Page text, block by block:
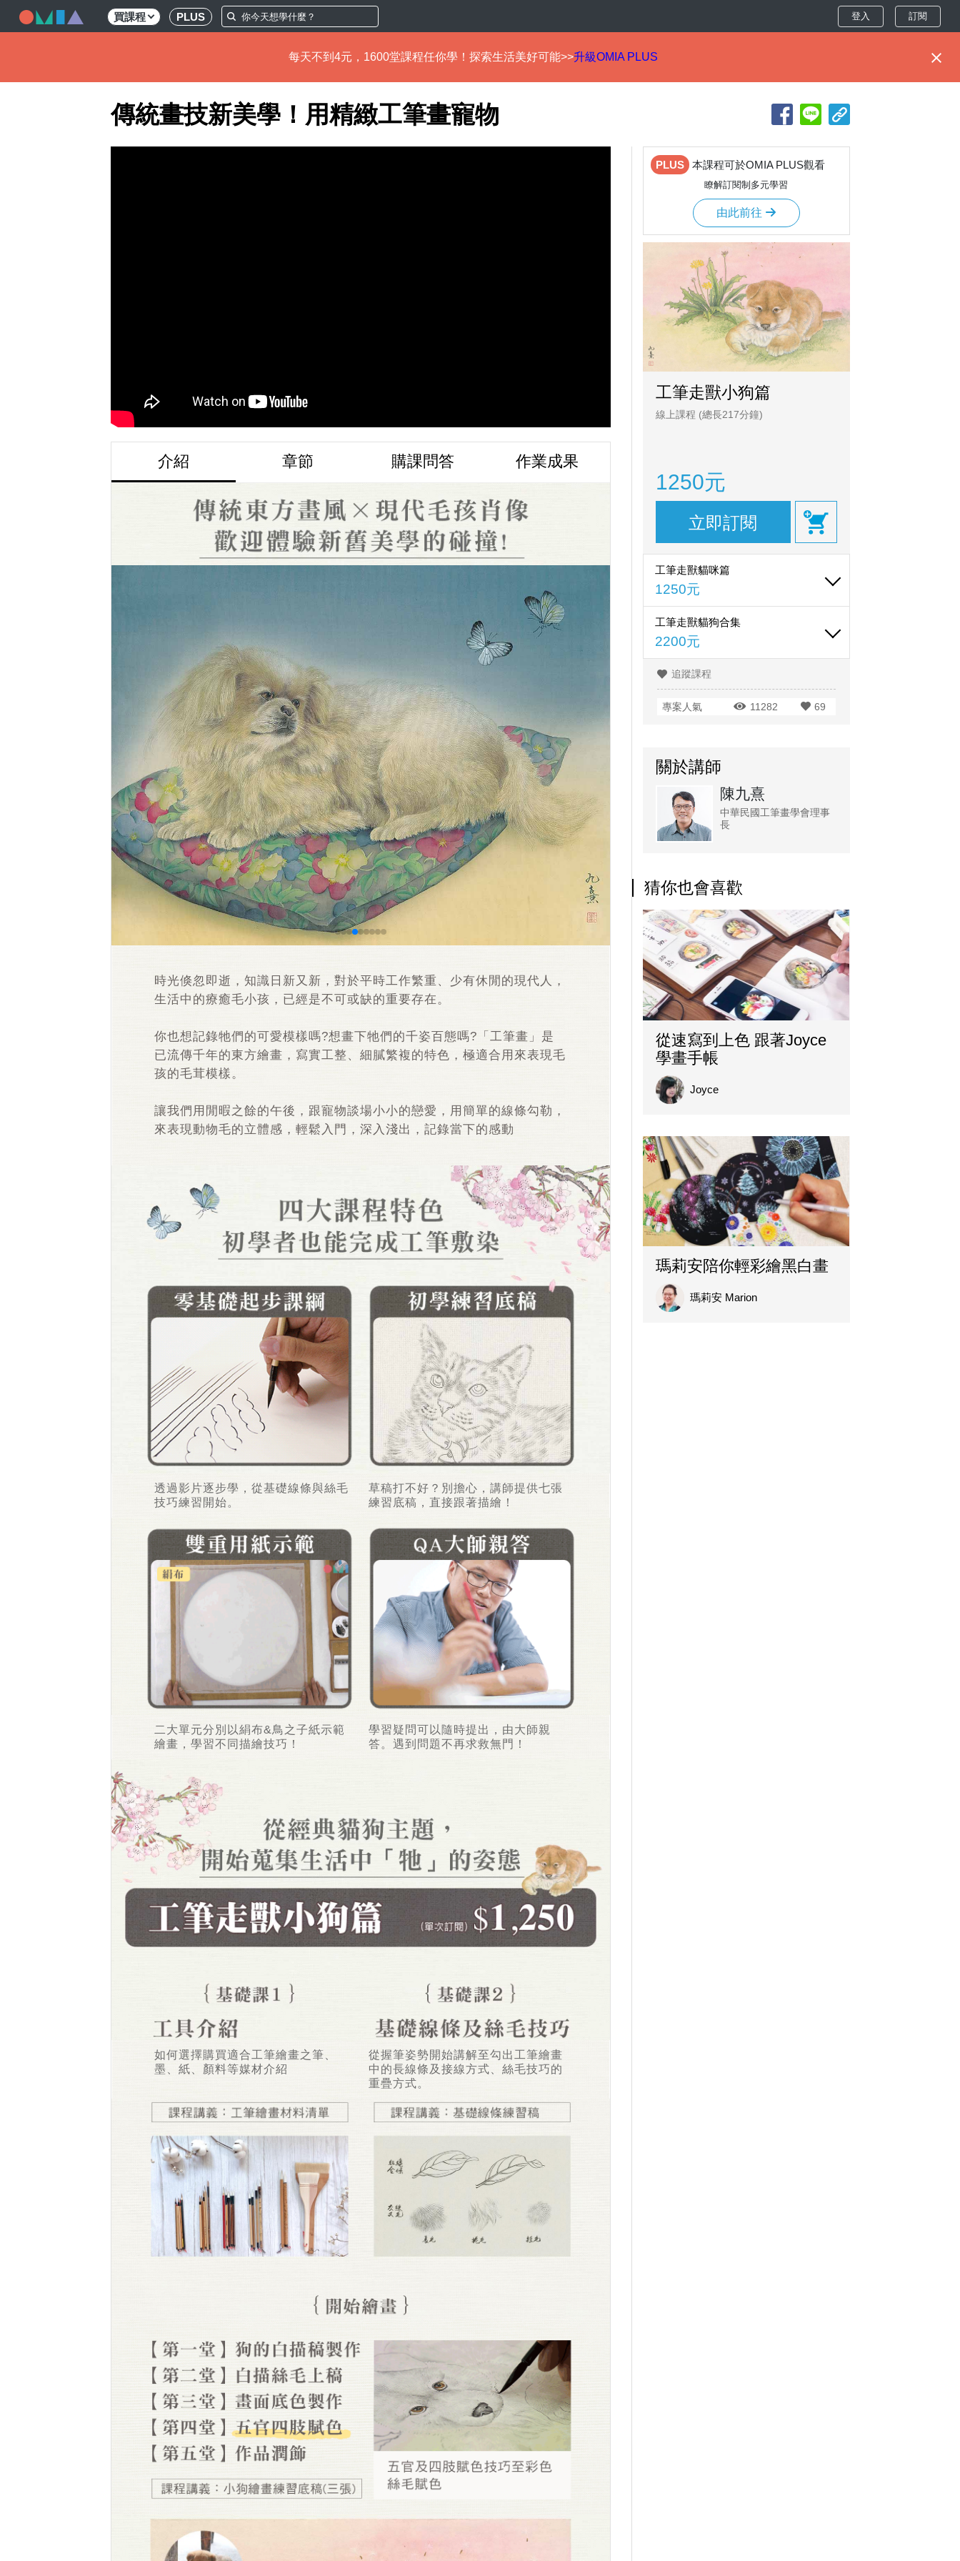
買課程 PLUS 登入 訂閱
每天不到4元，1600堂課程任你學！探索生活美好可能>>升級OMIA PLUS
傳統畫技新美學！用精緻工筆畫寵物
介紹 章節 購課問答 作業成果
時光倏忽即逝，知識日新又新，對於平時工作繁重、少有休閒的現代人，
生活中的療癒毛小孩，已經是不可或缺的重要存在。
你也想記錄牠們的可愛模樣嗎?想畫下牠們的千姿百態嗎?「工筆畫」是
已流傳千年的東方繪畫，寫實工整、細膩繁複的特色，極適合用來表現毛
孩的毛茸模樣。
讓我們用閒暇之餘的午後，跟寵物談場小小的戀愛，用簡單的線條勾勒，
來表現動物毛的立體感，輕鬆入門，深入淺出，記錄當下的感動
透過影片逐步學，從基礎線條與絲毛
技巧練習開始。
草稿打不好？別擔心，講師提供七張
練習底稿，直接跟著描繪！
二大單元分別以絹布&鳥之子紙示範
繪畫，學習不同描繪技巧！
學習疑問可以隨時提出，由大師親
答。遇到問題不再求救無門！
如何選擇購買適合工筆繪畫之筆、
墨、紙、顏料等媒材介紹
從握筆姿勢開始講解至勾出工筆繪畫
中的長線條及接線方式、絲毛技巧的
重疊方式。
PLUS 本課程可於OMIA PLUS觀看
瞭解訂閱制多元學習
由此前往
工筆走獸小狗篇
線上課程 (總長217分鐘)
1250元
立即訂閱
工筆走獸貓咪篇
1250元
工筆走獸貓狗合集
2200元
追蹤課程
專案人氣 11282 69
關於講師
陳九熹
中華民國工筆畫學會理事
長
猜你也會喜歡
從速寫到上色 跟著Joyce
學畫手帳
Joyce
瑪莉安陪你輕彩繪黑白畫
瑪莉安 Marion